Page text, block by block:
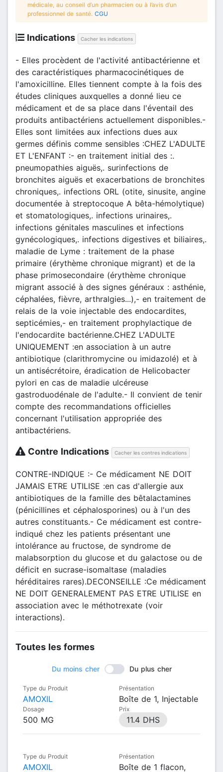
médicale, au conseil d’un pharmacien ou à l’avis d’un
professionnel de santé. CGU
Indications Cacher les indications
- Elles procèdent de l'activité antibactérienne et
des caractéristiques pharmacocinétiques de
l'amoxicilline. Elles tiennent compte à la fois des
études cliniques auxquelles a donné lieu ce
médicament et de sa place dans l'éventail des
produits antibactériens actuellement disponibles.-
Elles sont limitées aux infections dues aux
germes définis comme sensibles :CHEZ L'ADULTE
ET L'ENFANT :- en traitement initial des :.
pneumopathies aiguës,. surinfections de
bronchites aiguës et exacerbations de bronchites
chroniques,. infections ORL (otite, sinusite, angine
documentée à streptocoque A bêta-hémolytique)
et stomatologiques,. infections urinaires,.
infections génitales masculines et infections
gynécologiques,. infections digestives et biliaires,.
maladie de Lyme : traitement de la phase
primaire (érythème chronique migrant) et de la
phase primosecondaire (érythème chronique
migrant associé à des signes généraux : asthénie,
céphalées, fièvre, arthralgies...),- en traitement de
relais de la voie injectable des endocardites,
septicémies,- en traitement prophylactique de
l'endocardite bactérienne.CHEZ L'ADULTE
UNIQUEMENT :en association à un autre
antibiotique (clarithromycine ou imidazolé) et à
un antisécrétoire, éradication de Helicobacter
pylori en cas de maladie ulcéreuse
gastroduodénale de l'adulte.- Il convient de tenir
compte des recommandations officielles
concernant l'utilisation appropriée des
antibactériens.
Contre Indications Cacher les contres indications
CONTRE-INDIQUE :- Ce médicament NE DOIT
JAMAIS ETRE UTILISE :en cas d'allergie aux
antibiotiques de la famille des bêtalactamines
(pénicillines et céphalosporines) ou à l'un des
autres constituants.- Ce médicament est contre-
indiqué chez les patients présentant une
intolérance au fructose, de syndrome de
malabsorption du glucose et du galactose ou de
déficit en sucrase-isomaltase (maladies
héréditaires rares).DECONSEILLE :Ce médicament
NE DOIT GENERALEMENT PAS ETRE UTILISE en
association avec le méthotrexate (voir
interactions).
Toutes les formes
Du moins cher Du plus cher
Type du Produit
AMOXIL
Présentation
Boîte de 1, Injectable
Dosage
500 MG
Prix
11.4 DHS
Type du Produit
AMOXIL
Présentation
Boîte de 1 flacon,